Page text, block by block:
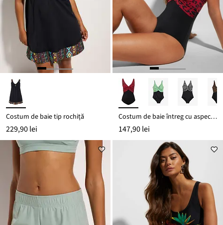
Costum de baie tip rochiță
229,90 lei
Costum de baie întreg cu aspect petrecut
147,90 lei